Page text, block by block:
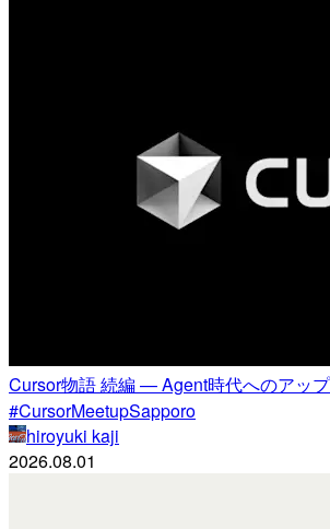
Cursor物語 続編 — Agent時代へのアッ
#CursorMeetupSapporo
hiroyuki kaji
2026.08.01